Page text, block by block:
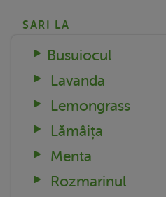
SARI LA
Busuiocul
Lavanda
Lemongrass
Lămâița
Menta
Rozmarinul